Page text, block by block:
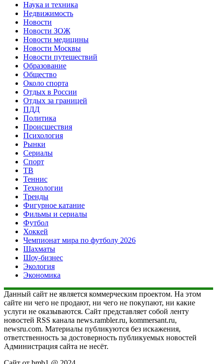
Наука и техника
Недвижимость
Новости
Новости ЗОЖ
Новости медицины
Новости Москвы
Новости путешествий
Образование
Общество
Около спорта
Отдых в России
Отдых за границей
ПДД
Политика
Происшествия
Психология
Рынки
Сериалы
Спорт
ТВ
Теннис
Технологии
Тренды
Фигурное катание
Фильмы и сериалы
Футбол
Хоккей
Чемпионат мира по футболу 2026
Шахматы
Шоу-бизнес
Экология
Экономика
Данный сайт не является коммерческим проектом. На этом
сайте ни чего не продают, ни чего не покупают, ни какие
услуги не оказываются. Сайт представляет собой ленту
новостей RSS канала news.rambler.ru, kommersant.ru,
newsru.com. Материалы публикуются без искажения,
ответственность за достоверность публикуемых новостей
Администрация сайта не несёт.